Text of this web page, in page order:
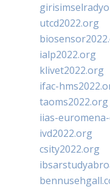
utcd2022.org
ialp2022.org
klivet2022.org
ifac-
taoms2022.org
iias-
ivd2022.org
csity2022.org